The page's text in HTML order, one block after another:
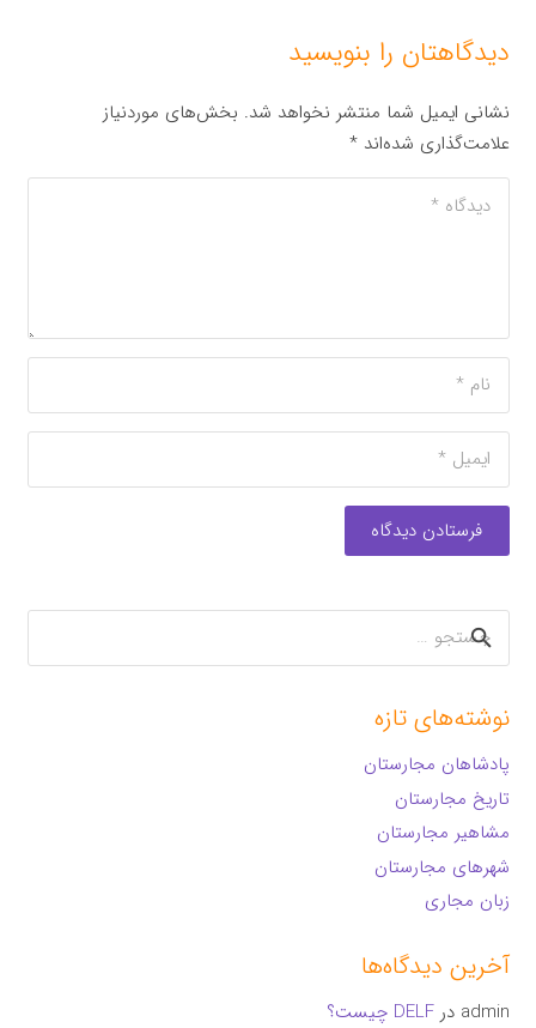
دیدگاهتان را بنویسید
نشانی ایمیل شما منتشر نخواهد شد. بخش‌های موردنیاز
علامت‌گذاری شده‌اند*
فرستادن دیدگاه
جستجو
برای:
نوشته‌های تازه
پادشاهان مجارستان
تاریخ مجارستان
مشاهیر مجارستان
شهرهای مجارستان
زبان مجاری
آخرین دیدگاه‌ها
admin درDELF چیست؟